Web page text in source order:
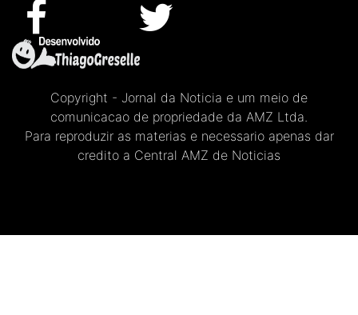
Copyright - Jornal da Noticia e um meio de
comunicacao de propriedade da AMZ Ltda.
Para reproduzir as materias e necessario apenas dar
credito a Central AMZ de Noticias